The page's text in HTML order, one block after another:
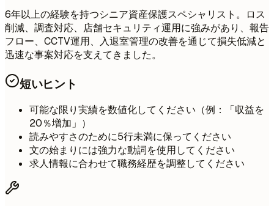
6年以上の経験を持つシニア資産保護スペシャリスト。ロス
削減、調査対応、店舗セキュリティ運用に強みがあり、報告
フロー、CCTV運用、入退室管理の改善を通じて損失低減と
迅速な事案対応を支えてきました。
短いヒント
可能な限り実績を数値化してください（例：「収益を
20％増加」）
読みやすさのために5行未満に保ってください
文の始まりには強力な動詞を使用してください
求人情報に合わせて職務経歴を調整してください